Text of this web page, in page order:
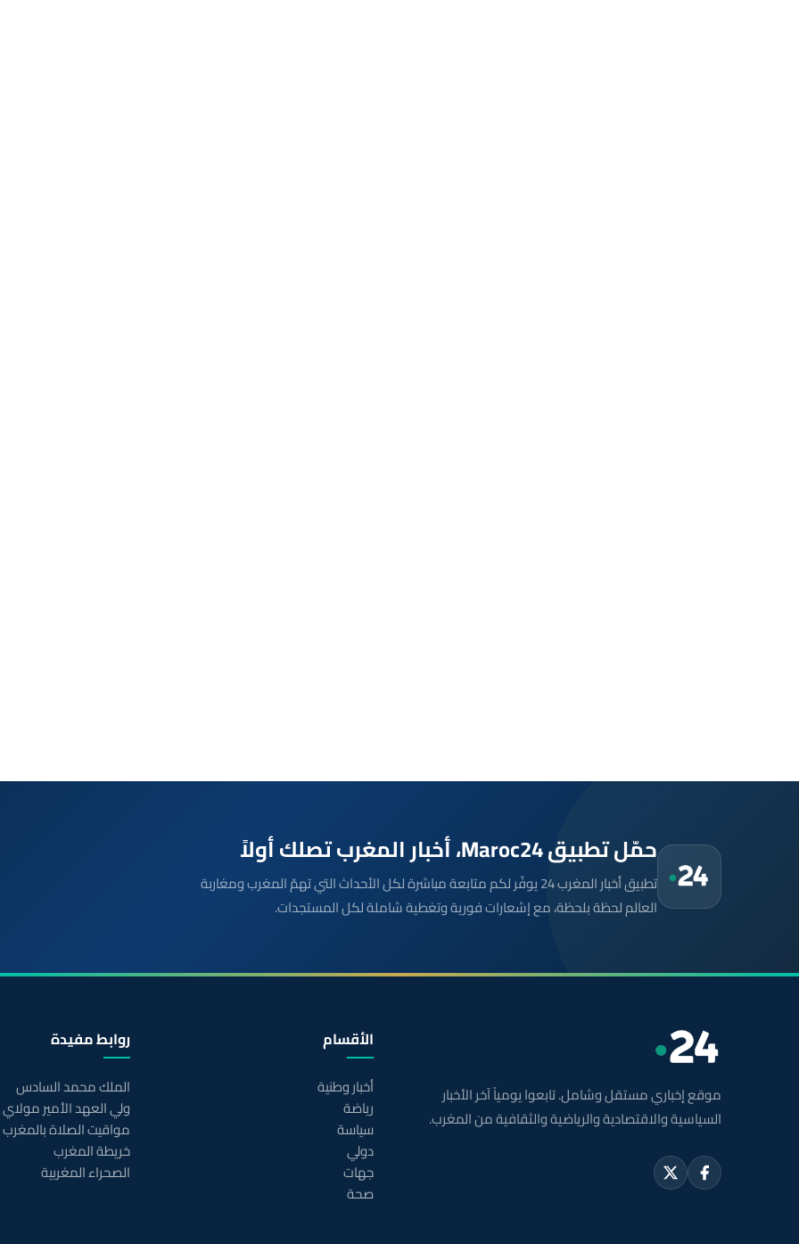
حمّل تطبيق Maroc24، أخبار المغرب تصلك أولاً
تطبيق أخبار المغرب 24 يوفّر لكم متابعة مباشرة لكل الأحداث التي تهمّ المغرب ومغاربة
العالم لحظة بلحظة، مع إشعارات فورية وتغطية شاملة لكل المستجدات.
موقع إخباري مستقل وشامل. تابعوا يومياً آخر الأخبار
السياسية والاقتصادية والرياضية والثقافية من المغرب.
الأقسام
أخبار وطنية
رياضة
سياسة
دولي
جهات
صحة
روابط مفيدة
الملك محمد السادس
ولي العهد الأمير
مواقيت الصلاة بالمغرب
خريطة المغرب
الصحراء المغربية